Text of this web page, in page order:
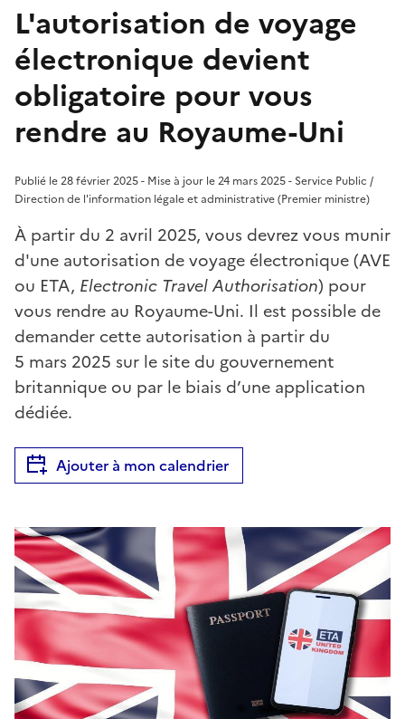
L'autorisation de voyage
électronique devient
obligatoire pour vous
rendre au Royaume-Uni
Publié le 28 février 2025 - Mise à jour le 24 mars 2025 - Service Public /
Direction de l'information légale et administrative (Premier ministre)
À partir du 2 avril 2025, vous devrez vous munir
d'une autorisation de voyage électronique (AVE
ou ETA, Electronic Travel Authorisation) pour
vous rendre au Royaume-Uni. Il est possible de
demander cette autorisation à partir du
5 mars 2025 sur le site du gouvernement
britannique ou par le biais d’une application
dédiée.
Ajouter à mon calendrier